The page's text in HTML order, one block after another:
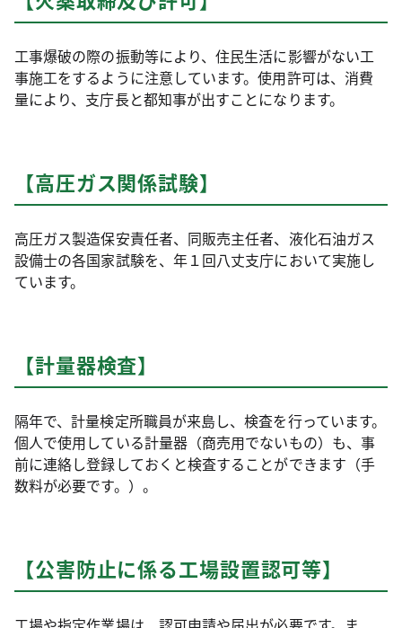
工事爆破の際の振動等により、住民生活に影響がない工
事施工をするように注意しています。使用許可は、消費
量により、支庁長と都知事が出すことになります。
【高圧ガス関係試験】
高圧ガス製造保安責任者、同販売主任者、液化石油ガス
設備士の各国家試験を、年１回八丈支庁において実施し
ています。
【計量器検査】
隔年で、計量検定所職員が来島し、検査を行っています。
個人で使用している計量器（商売用でないもの）も、事
前に連絡し登録しておくと検査することができます（手
数料が必要です。）。
【公害防止に係る工場設置認可等】